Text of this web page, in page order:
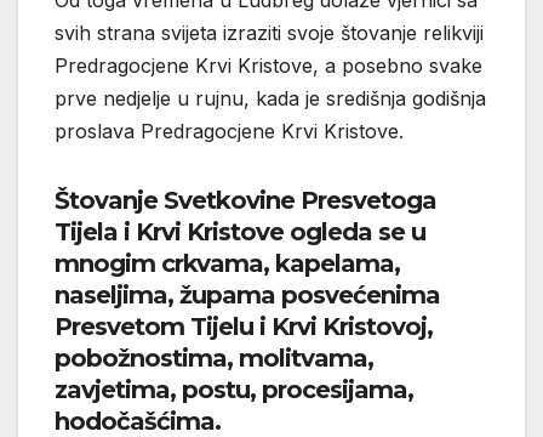
svih strana svijeta izraziti svoje štovanje relikviji
Predragocjene Krvi Kristove, a posebno svake
prve nedjelje u rujnu, kada je središnja godišnja
proslava Predragocjene Krvi Kristove.
Štovanje Svetkovine Presvetoga
Tijela i Krvi Kristove ogleda se u
mnogim crkvama, kapelama,
naseljima, župama posvećenima
Presvetom Tijelu i Krvi Kristovoj,
pobožnostima, molitvama,
zavjetima, postu, procesijama,
hodočašćima.